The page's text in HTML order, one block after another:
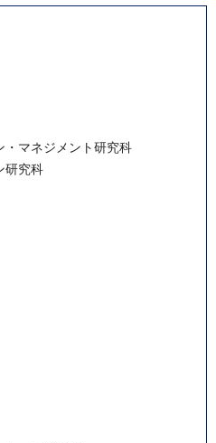
・マネジメント研究科
研究科